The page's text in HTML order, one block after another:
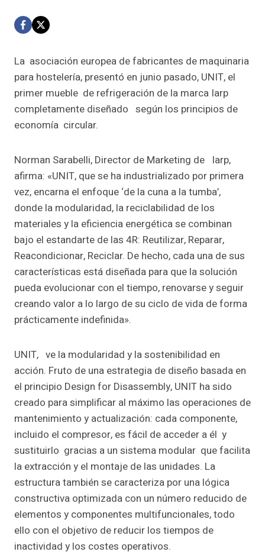
La asociación europea de fabricantes de maquinaria
para hostelería, presentó en junio pasado, UNIT, el
primer mueble de refrigeración de la marca Iarp
completamente diseñado según los principios de
economía circular.
Norman Sarabelli, Director de Marketing de Iarp,
afirma: «UNIT, que se ha industrializado por primera
vez, encarna el enfoque ‘de la cuna a la tumba’,
donde la modularidad, la reciclabilidad de los
materiales y la eficiencia energética se combinan
bajo el estandarte de las 4R: Reutilizar, Reparar,
Reacondicionar, Reciclar. De hecho, cada una de sus
características está diseñada para que la solución
pueda evolucionar con el tiempo, renovarse y seguir
creando valor a lo largo de su ciclo de vida de forma
prácticamente indefinida».
UNIT, ve la modularidad y la sostenibilidad en
acción. Fruto de una estrategia de diseño basada en
el principio Design for Disassembly, UNIT ha sido
creado para simplificar al máximo las operaciones de
mantenimiento y actualización: cada componente,
incluido el compresor, es fácil de acceder a él y
sustituirlo gracias a un sistema modular que facilita
la extracción y el montaje de las unidades. La
estructura también se caracteriza por una lógica
constructiva optimizada con un número reducido de
elementos y componentes multifuncionales, todo
ello con el objetivo de reducir los tiempos de
inactividad y los costes operativos.